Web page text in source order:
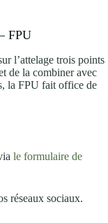
FPU
l’attelage trois points
de la combiner avec
la FPU fait office de
le formulaire de
réseaux sociaux.